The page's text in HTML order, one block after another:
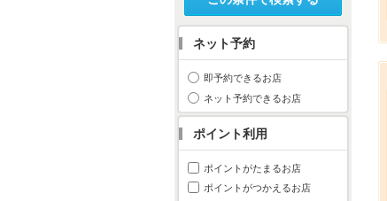
ネット予約
即予約できるお店
ネット予約できるお店
ポイント利用
ポイントがたまるお店
ポイントがつかえるお店